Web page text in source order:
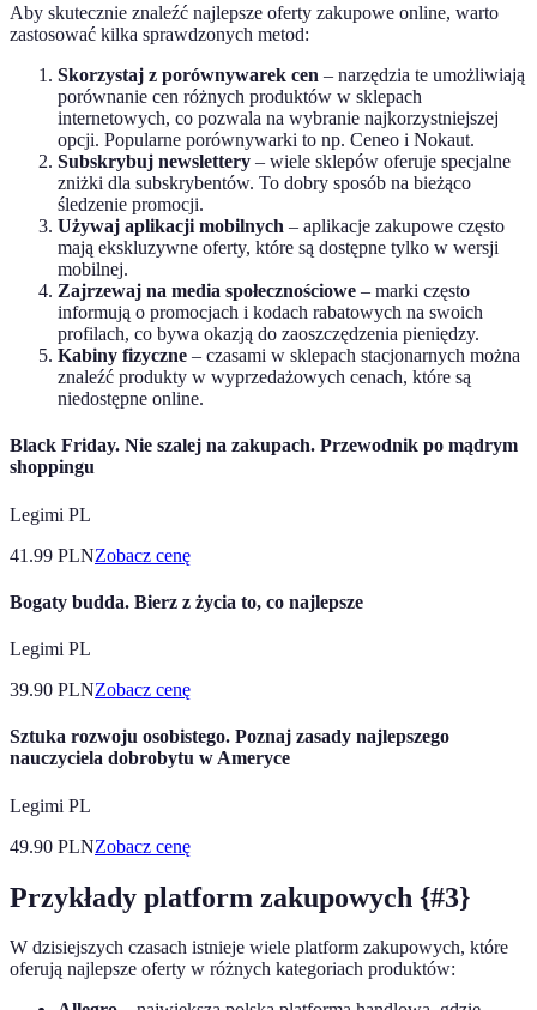
Aby skutecznie znaleźć najlepsze oferty zakupowe online, warto
zastosować kilka sprawdzonych metod:
Skorzystaj z porównywarek cen – narzędzia te umożliwiają
porównanie cen różnych produktów w sklepach
internetowych, co pozwala na wybranie najkorzystniejszej
opcji. Popularne porównywarki to np. Ceneo i Nokaut.
Subskrybuj newslettery – wiele sklepów oferuje specjalne
zniżki dla subskrybentów. To dobry sposób na bieżąco
śledzenie promocji.
Używaj aplikacji mobilnych – aplikacje zakupowe często
mają ekskluzywne oferty, które są dostępne tylko w wersji
mobilnej.
Zajrzewaj na media społecznościowe – marki często
informują o promocjach i kodach rabatowych na swoich
profilach, co bywa okazją do zaoszczędzenia pieniędzy.
Kabiny fizyczne – czasami w sklepach stacjonarnych można
znaleźć produkty w wyprzedażowych cenach, które są
niedostępne online.
Black Friday. Nie szalej na zakupach. Przewodnik po mądrym
shoppingu
Legimi PL
41.99 PLNZobacz cenę
Bogaty budda. Bierz z życia to, co najlepsze
Legimi PL
39.90 PLNZobacz cenę
Sztuka rozwoju osobistego. Poznaj zasady najlepszego
nauczyciela dobrobytu w Ameryce
Legimi PL
49.90 PLNZobacz cenę
Przykłady platform zakupowych {#3}
W dzisiejszych czasach istnieje wiele platform zakupowych, które
oferują najlepsze oferty w różnych kategoriach produktów: